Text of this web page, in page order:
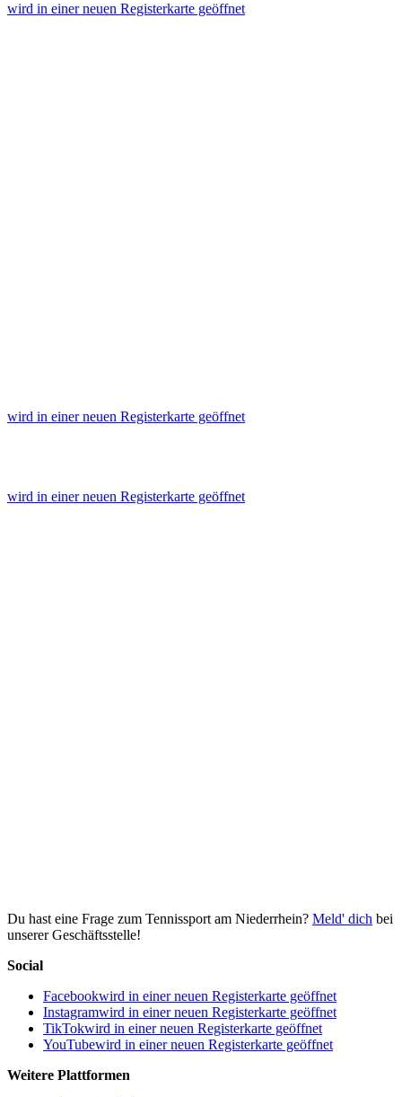
wird in einer neuen Registerkarte geöffnet
wird in einer neuen Registerkarte geöffnet
wird in einer neuen Registerkarte geöffnet
Du hast eine Frage zum Tennissport am Niederrhein? Meld' dich bei
unserer Geschäftsstelle!
Social
Facebookwird in einer neuen Registerkarte geöffnet
Instagramwird in einer neuen Registerkarte geöffnet
TikTokwird in einer neuen Registerkarte geöffnet
YouTubewird in einer neuen Registerkarte geöffnet
Weitere Plattformen